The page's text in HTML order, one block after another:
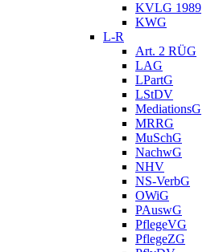
KVLG 1989
KWG
L-R
Art. 2 RÜG
LAG
LPartG
LStDV
MediationsG
MRRG
MuSchG
NachwG
NHV
NS-VerbG
OWiG
PAuswG
PflegeVG
PflegeZG